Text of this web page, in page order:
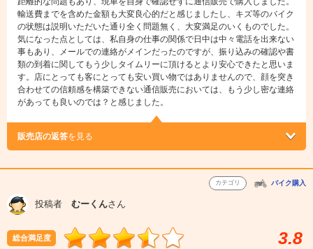
輸送費までを含めた金額も大変良心的だと感じましたし、キズ等のバイク
の状態は説明いただいた通り全く問題無く、大変満足のいくものでした。
気になった点としては、私自身の仕事の関係で日中は中々電話を出来ない
事もあり、メールでの連絡がメインだったのですが、振り込みの確認や書
類の到着に関してもう少しタイムリーに頂けるとより安心できたと思いま
す。店にとっても客にとっても安い買い物ではありませんので、顔を突き
合わせての信頼感を構築できない通信販売においては、もう少し密な連絡
があっても良いのでは？と感じました。
販売店の返答を見る
カテゴリ バイク購入
投稿者 むーくんさん
総合満足度 3.8